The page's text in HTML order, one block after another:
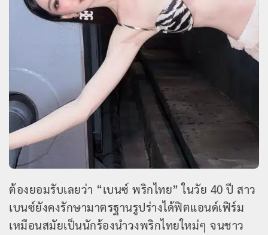
ต้องยอมรับเลยว่า “เบนซ์ พริกไทย” ในวัย 40 ปี สาว
เบนซ์ยังคงรักษามาตรฐานรูปร่างได้ฟิตแอนด์เฟิร์ม
เหมือนสมัยเป็นนักร้องนำวงพริกไทยใหม่ๆ จนชาว